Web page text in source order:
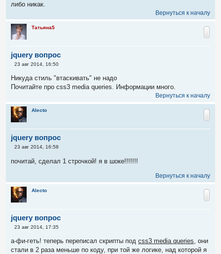
либо никак.
Вернуться к началу
Татьяна5
jquery вопрос
С
о
б
щ
и
е
23 авг 2014, 16:50
Никуда стиль "втаскивать" не надо
Почитайте про css3 media queries. Информации много.
Вернуться к началу
Alecto
jquery вопрос
С
б
н
и
е
23 авг 2014, 16:58
почитай, сделал 1 строчкой! я в шоке!!!!!!!
Вернуться к началу
Alecto
jquery вопрос
С
б
щ
23 авг 2014, 17:35
а-фи-геть! теперь переписал скрипты под css3 media queries , они
стали в 2 раза меньше по коду, при той же логике, над которой я